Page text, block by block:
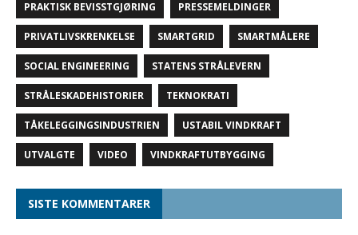
PRAKTISK BEVISSTGJØRING PRESSEMELDINGER
PRIVATLIVSKRENKELSE SMARTGRID SMARTMÅLERE
SOCIAL ENGINEERING STATENS STRÅLEVERN
STRÅLESKADEHISTORIER TEKNOKRATI
TÅKELEGGINGSINDUSTRIEN USTABIL VINDKRAFT
UTVALGTE VIDEO VINDKRAFTUTBYGGING
SISTE KOMMENTARER